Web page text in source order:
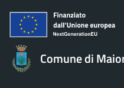
Comune di